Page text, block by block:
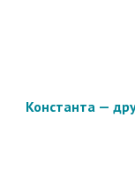
Константа —